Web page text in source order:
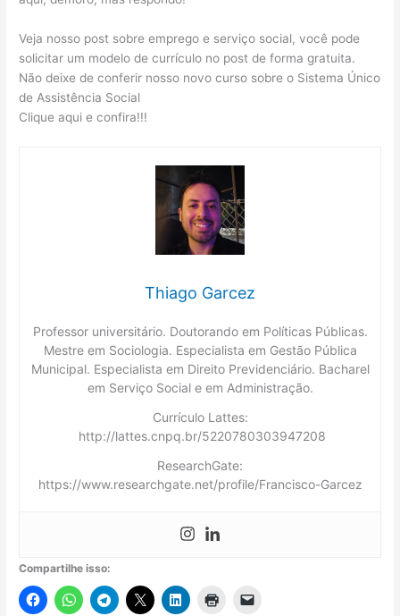
Veja nosso post sobre emprego e serviço social, você pode
solicitar um modelo de currículo no post de forma gratuita.
Não deixe de conferir nosso novo curso sobre o Sistema Único
de Assistência Social
Clique aqui e confira!!!
Thiago Garcez
Professor universitário. Doutorando em Políticas Públicas.
Mestre em Sociologia. Especialista em Gestão Pública
Municipal. Especialista em Direito Previdenciário. Bacharel
em Serviço Social e em Administração.
Currículo Lattes:
http://lattes.cnpq.br/5220780303947208
ResearchGate:
https://www.researchgate.net/profile/Francisco-Garcez
Compartilhe isso: